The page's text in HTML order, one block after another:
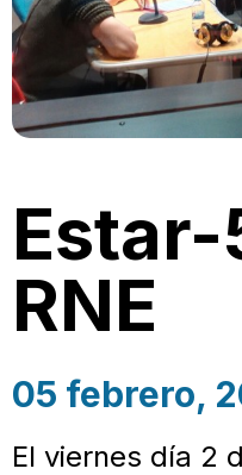
Estar-
RNE
05 febrero,
El viernes día 2